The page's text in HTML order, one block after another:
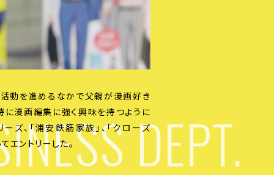
動を進めるなかで父親が漫画好き
に漫画編集に強く興味を持つように
ズ、「浦安鉄筋家族」、「クローズ
エントリーした。
DEPT.